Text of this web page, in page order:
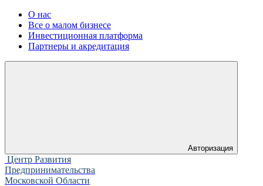
О нас
Все о малом бизнесе
Инвестиционная платформа
Партнеры и акредитация
Авторизация
Центр Развития
Предпринимательства
Московской Области